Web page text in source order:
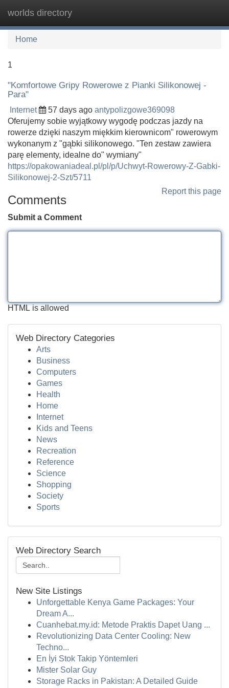
worlds directory
Home
1
"Komfortowe Gripy Rowerowe z Pianki Silikonowej -
Para"
Internet 57 days ago antypolizgowe369098
Oferujemy sobie wyjątkowy wygodę podczas jazdy na
rowerze dzięki naszym miękkim kierownicom" rowerowym
wykonanym z "gąbki silikonowego. "Ten zestaw zawiera
parę elementy, idealne do" wymiany"
https://opakowaniadeal.pl/pl/p/Uchwyt-Rowerowy-Z-Gabki-
Silikonowej-2-Szt/5711
Report this page
Comments
Submit a Comment
HTML is allowed
Web Directory Categories
Arts
Business
Computers
Games
Health
Home
Internet
Kids and Teens
News
Recreation
Reference
Science
Shopping
Society
Sports
Web Directory Search
New Site Listings
Unforgettable Kenya Game Packages: Your
Dream A...
Cuanhebat.my.id: Metode Praktis Dapet Uang ...
Revolutionizing Data Center Cooling: New
Techno...
En İyi Stok Takip Yöntemleri
Mister Solar Guy
Storage Racks in Pakistan: A Detailed Guide